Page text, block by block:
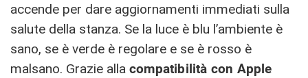
accende per dare aggiornamenti immediati sulla
salute della stanza. Se la luce è blu l’ambiente è
sano, se è verde è regolare e se è rosso è
malsano. Grazie alla compatibilità con Apple